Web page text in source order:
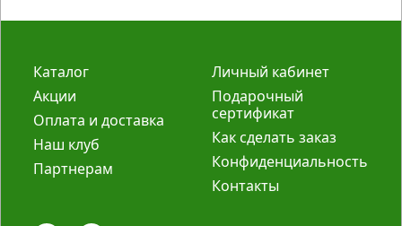
Каталог
Акции
Оплата и доставка
Наш клуб
Партнерам
Личный кабинет
Подарочный
сертификат
Как сделать заказ
Конфиденциальность
Контакты